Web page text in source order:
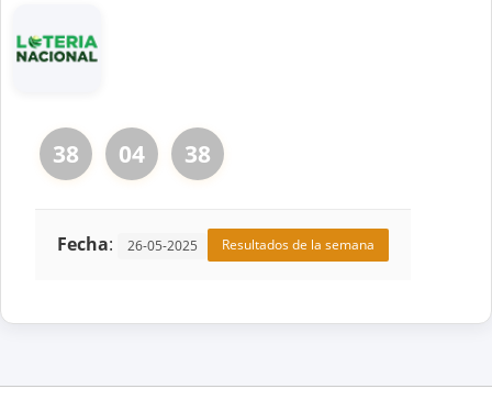
38 04 38
Fecha: 26-05-2025 Resultados de la semana